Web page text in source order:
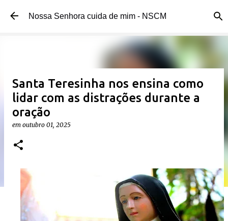
Pular para o conteúdo principal
Nossa Senhora cuida de mim - NSCM
Santa Teresinha nos ensina como
lidar com as distrações durante a
oração
em outubro 01, 2025